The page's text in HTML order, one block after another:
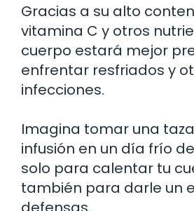
Gracias a su alto
vitamina C y otros
cuerpo estará mejor
enfrentar resfriados y
infecciones.
Imagina tomar una
infusión en un día frío
solo para calentar tu
también para darle un